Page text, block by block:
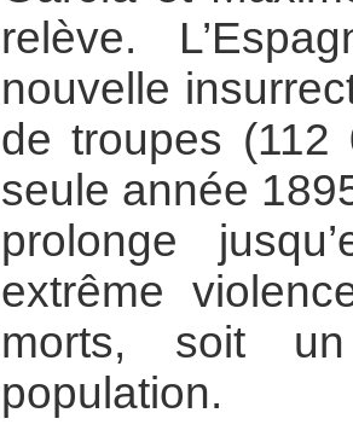
relève.
nouvelle
de troupes
seule année
prolonge
extrême
morts, soit
population.